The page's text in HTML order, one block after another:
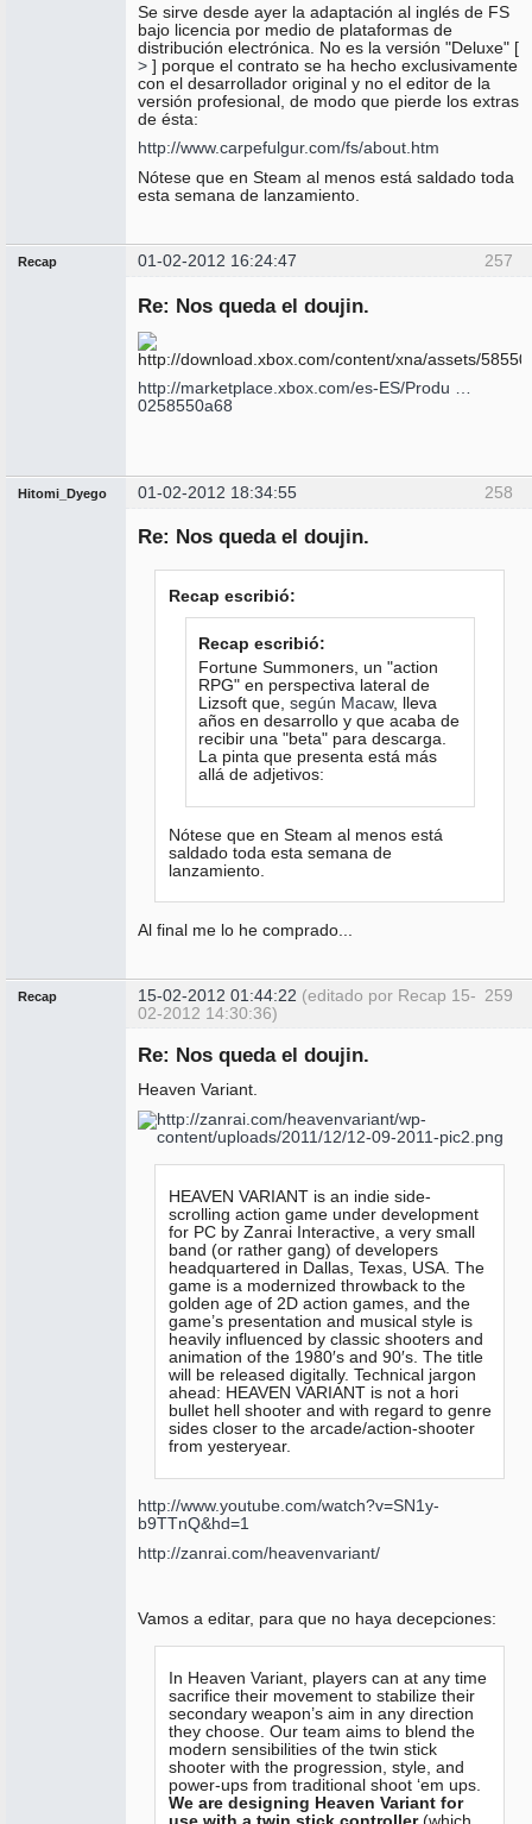
Se sirve desde ayer la adaptación al inglés de FS
bajo licencia por medio de plataformas de
distribución electrónica. No es la versión "Deluxe" [
> ] porque el contrato se ha hecho exclusivamente
con el desarrollador original y no el editor de la
versión profesional, de modo que pierde los extras
de ésta:
http://www.carpefulgur.com/fs/about.htm
Nótese que en Steam al menos está saldado toda
esta semana de lanzamiento.
257
Recap 01-02-2012 16:24:47
Re: Nos queda el doujin.
http://marketplace.xbox.com/es-ES/Produ …
0258550a68
258
Hitomi_Dyego 01-02-2012 18:34:55
Re: Nos queda el doujin.
Recap escribió:
Recap escribió:
Fortune Summoners, un "action
RPG" en perspectiva lateral de
Lizsoft que, según Macaw, lleva
años en desarrollo y que acaba de
recibir una "beta" para descarga.
La pinta que presenta está más
allá de adjetivos:
Nótese que en Steam al menos está
saldado toda esta semana de
lanzamiento.
Al final me lo he comprado...
259
Recap 15-02-2012 01:44:22 (editado por Recap 15-
02-2012 14:30:36)
Re: Nos queda el doujin.
Heaven Variant.
HEAVEN VARIANT is an indie side-
scrolling action game under development
for PC by Zanrai Interactive, a very small
band (or rather gang) of developers
headquartered in Dallas, Texas, USA. The
game is a modernized throwback to the
golden age of 2D action games, and the
game’s presentation and musical style is
heavily influenced by classic shooters and
animation of the 1980′s and 90′s. The title
will be released digitally. Technical jargon
ahead: HEAVEN VARIANT is not a hori
bullet hell shooter and with regard to genre
sides closer to the arcade/action-shooter
from yesteryear.
http://www.youtube.com/watch?v=SN1y-
b9TTnQ&hd=1
http://zanrai.com/heavenvariant/
Vamos a editar, para que no haya decepciones:
In Heaven Variant, players can at any time
sacrifice their movement to stabilize their
secondary weapon’s aim in any direction
they choose. Our team aims to blend the
modern sensibilities of the twin stick
shooter with the progression, style, and
power-ups from traditional shoot ‘em ups.
We are designing Heaven Variant for